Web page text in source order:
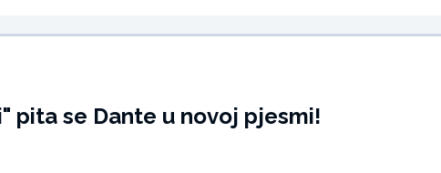
pita se Dante u novoj pjesmi!